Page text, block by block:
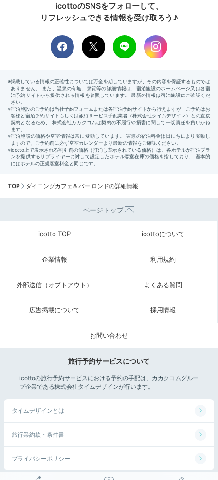
icottoのSNSをフォローして、
リフレッシュできる情報を受け取ろう♪
TOP ダイニングカフェ＆バー ロンドの詳細情報
ページトップ
icotto TOP icottoについて
企業情報 利用規約
外部送信（オプトアウト） よくある質問
広告掲載について 採用情報
お問い合わせ
旅行予約サービスについて
icottoの旅行予約サービスにおける予約の手配は、カカクコムグルー
プ企業である株式会社タイムデザインが行います。
タイムデザインとは
旅行業約款・条件書
プライバシーポリシー